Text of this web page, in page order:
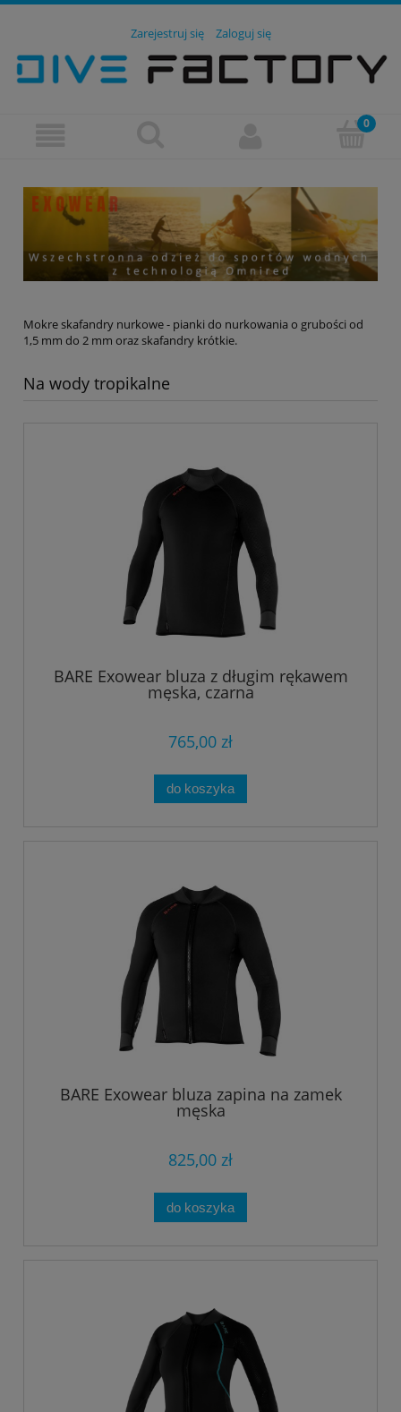
Zarejestruj się Zaloguj się
Mokre skafandry nurkowe - pianki do nurkowania o grubości od
1,5 mm do 2 mm oraz skafandry krótkie.
Na wody tropikalne
BARE Exowear bluza z długim rękawem
męska, czarna
765,00 zł
do koszyka
BARE Exowear bluza zapina na zamek
męska
825,00 zł
do koszyka